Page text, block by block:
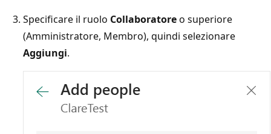
Specificare il ruolo Collaboratoreo superiore
(Amministratore, Membro), quindi selezionare
Aggiungi.